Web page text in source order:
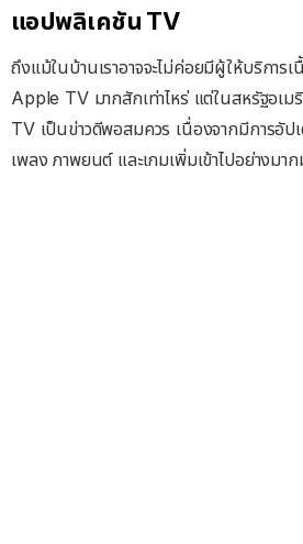
แอปพลิเคชัน TV
ถึงแม้ในบ้านเราอาจจะไม่ค่อยมีผู้ให้บริการเ
Apple TV มากสักเท่าไหร่ แต่ในสหรัฐอเม
TV เป็นข่าวดีพอสมควร เนื่องจากมีการอั
เพลง ภาพยนต์ และเกมเพิ่มเข้าไปอย่างมาก